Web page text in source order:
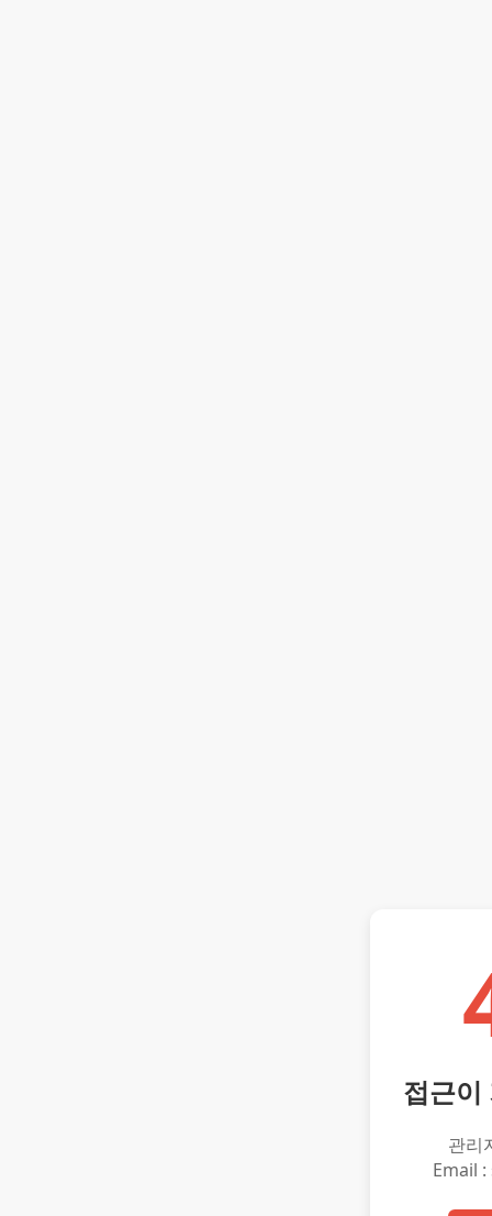
접근이
관리
Email